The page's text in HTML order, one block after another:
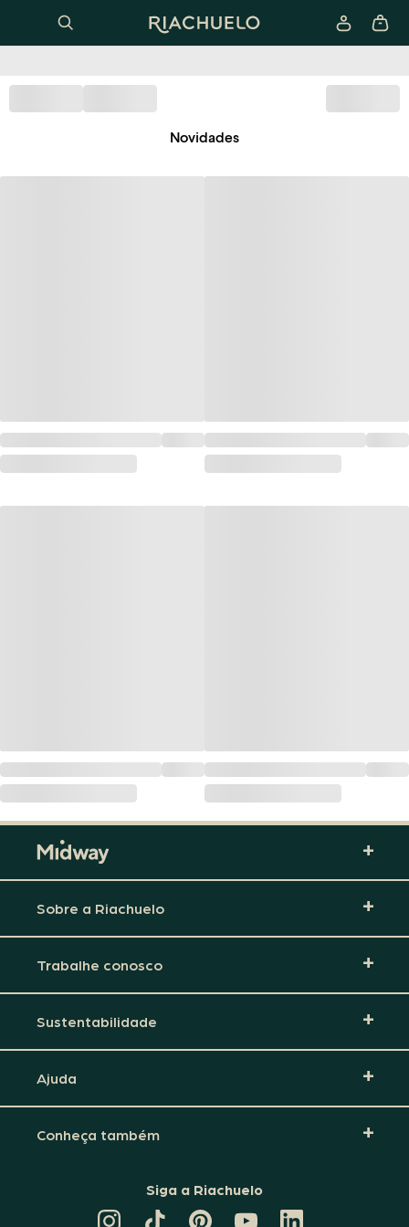
Novidades
Sobre a Riachuelo
Trabalhe conosco
Sustentabilidade
Ajuda
Conheça também
Siga a Riachuelo
CANAL